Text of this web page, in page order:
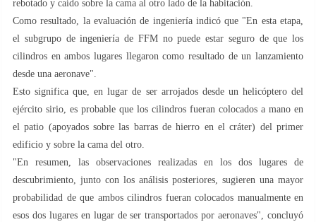
rebotado y caído sobre la cama al otro lado de la habitación.
Como resultado, la evaluación de ingeniería indicó que "En esta etapa,
el subgrupo de ingeniería de FFM no puede estar seguro de que los
cilindros en ambos lugares llegaron como resultado de un lanzamiento
desde una aeronave".
Esto significa que, en lugar de ser arrojados desde un helicóptero del
ejército sirio, es probable que los cilindros fueran colocados a mano en
el patio (apoyados sobre las barras de hierro en el cráter) del primer
edificio y sobre la cama del otro.
"En resumen, las observaciones realizadas en los dos lugares de
descubrimiento, junto con los análisis posteriores, sugieren una mayor
probabilidad de que ambos cilindros fueran colocados manualmente en
esos dos lugares en lugar de ser transportados por aeronaves", concluyó